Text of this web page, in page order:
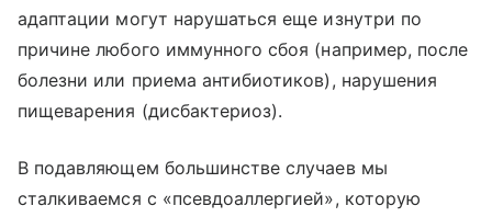
адаптации могут нарушаться еще изнутри по
причине любого иммунного сбоя (например, после
болезни или приема антибиотиков), нарушения
пищеварения (дисбактериоз).
В подавляющем большинстве случаев мы
сталкиваемся с «псевдоаллергией», которую